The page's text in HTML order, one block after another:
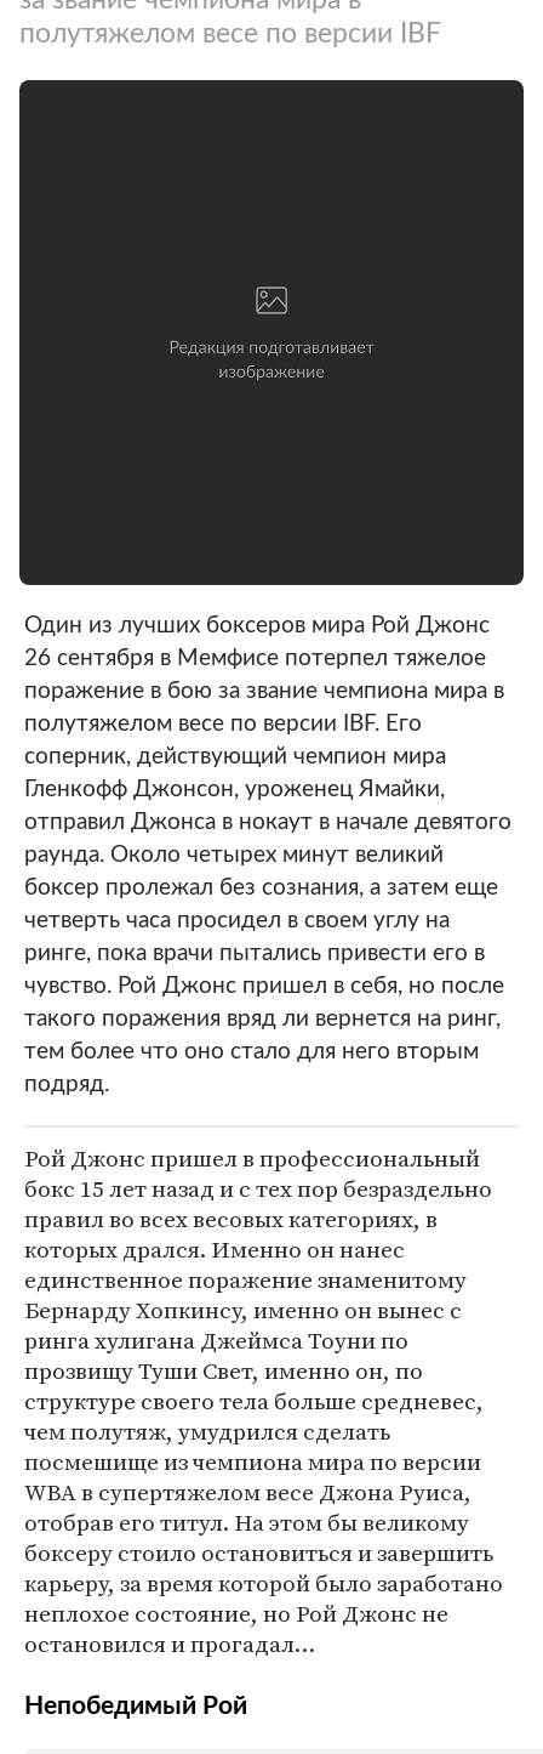
полутяжелом весе по версии IBF
Один из лучших боксеров мира Рой Джонс
26 сентября в Мемфисе потерпел тяжелое
поражение в бою за звание чемпиона мира в
полутяжелом весе по версии IBF. Его
соперник, действующий чемпион мира
Гленкофф Джонсон, уроженец Ямайки,
отправил Джонса в нокаут в начале девятого
раунда. Около четырех минут великий
боксер пролежал без сознания, а затем еще
четверть часа просидел в своем углу на
ринге, пока врачи пытались привести его в
чувство. Рой Джонс пришел в себя, но после
такого поражения вряд ли вернется на ринг,
тем более что оно стало для него вторым
подряд.
Рой Джонс пришел в профессиональный
бокс 15 лет назад и с тех пор безраздельно
правил во всех весовых категориях, в
которых дрался. Именно он нанес
единственное поражение знаменитому
Бернарду Хопкинсу, именно он вынес с
ринга хулигана Джеймса Тоуни по
прозвищу Туши Свет, именно он, по
структуре своего тела больше средневес,
чем полутяж, умудрился сделать
посмешище из чемпиона мира по версии
WBA в супертяжелом весе Джона Руиса,
отобрав его титул. На этом бы великому
боксеру стоило остановиться и завершить
карьеру, за время которой было заработано
неплохое состояние, но Рой Джонс не
остановился и прогадал…
Непобедимый Рой